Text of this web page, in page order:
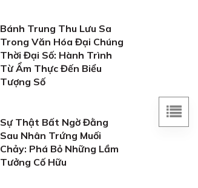
Bánh Trung Thu Lưu Sa
Trong Văn Hóa Đại Chúng
Thời Đại Số: Hành Trình
Từ Ẩm Thực Đến Biểu
Tượng Số
Sự Thật Bất Ngờ Đằng
Sau Nhân Trứng Muối
Chảy: Phá Bỏ Những Lầm
Tưởng Cố Hữu